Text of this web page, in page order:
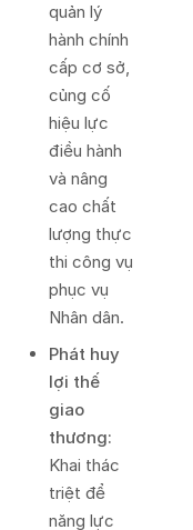
quản lý
hành chính
cấp cơ sở,
củng cố
hiệu lực
điều hành
và nâng
cao chất
lượng thực
thi công vụ
phục vụ
Nhân dân.
Phát huy
lợi thế
giao
thương:
Khai thác
triệt để
năng lực